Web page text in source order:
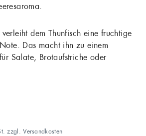
dem Thunfisch eine fruchtige
Das macht ihn zu einem
Salate, Brotaufstriche oder
zzgl. Versandkosten